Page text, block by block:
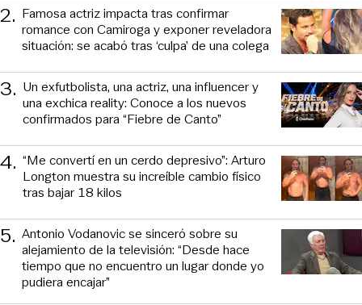
2. Famosa actriz impacta tras confirmar
romance con Camiroga y exponer reveladora
situación: se acabó tras ‘culpa’ de una colega
3. Un exfutbolista, una actriz, una influencer y
una exchica reality: Conoce a los nuevos
confirmados para “Fiebre de Canto”
4. “Me convertí en un cerdo depresivo”: Arturo
Longton muestra su increíble cambio físico
tras bajar 18 kilos
5. Antonio Vodanovic se sinceró sobre su
alejamiento de la televisión: “Desde hace
tiempo que no encuentro un lugar donde yo
pudiera encajar”